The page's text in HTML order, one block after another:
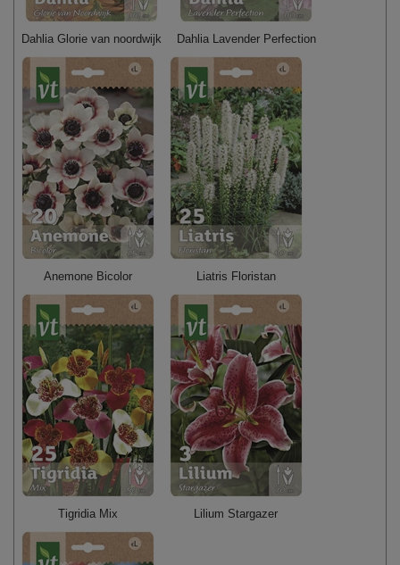
Dahlia Glorie van noordwijk Dahlia Lavender Perfection
Anemone Bicolor Liatris Floristan
Tigridia Mix Lilium Stargazer